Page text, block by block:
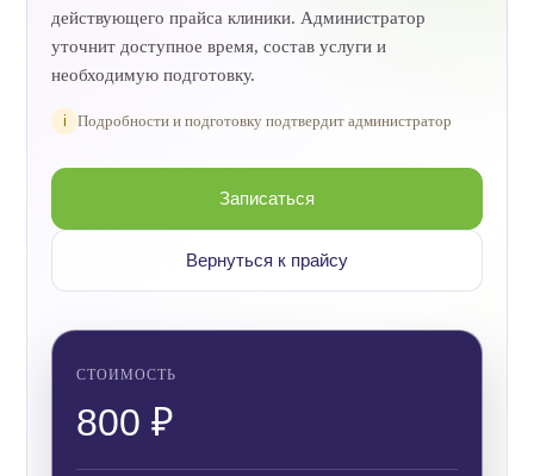
действующего прайса клиники. Администратор
уточнит доступное время, состав услуги и
необходимую подготовку.
i Подробности и подготовку подтвердит администратор
Записаться
Вернуться к прайсу
СТОИМОСТЬ
800 ₽